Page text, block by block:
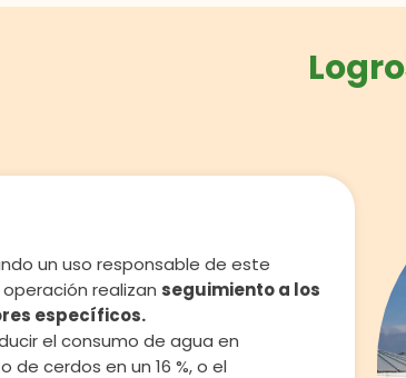
un uso responsable de este
realizan seguimiento a los
específicos.
el consumo de agua en
cerdos en un 16 %, o el